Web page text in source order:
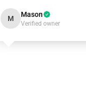
M Mason
Verified owner